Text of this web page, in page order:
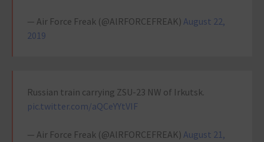
— Air Force Freak (@AlRFORCEFREAK) August 22,
2019
Russian train carrying ZSU-23 NW of Irkutsk.
pic.twitter.com/aQCeYYtVIF
— Air Force Freak (@AlRFORCEFREAK) August 21,